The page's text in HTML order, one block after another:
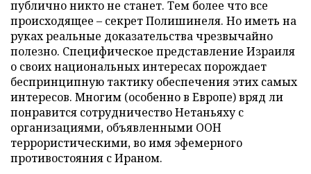
публично никто не станет. Тем более что все
происходящее – секрет Полишинеля. Но иметь на
руках реальные доказательства чрезвычайно
полезно. Специфическое представление Израиля
о своих национальных интересах порождает
беспринципную тактику обеспечения этих самых
интересов. Многим (особенно в Европе) вряд ли
понравится сотрудничество Нетаньяху с
организациями, объявленными ООН
террористическими, во имя эфемерного
противостояния с Ираном.